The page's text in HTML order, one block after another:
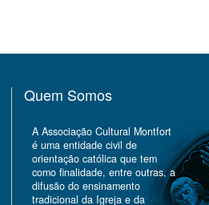
Quem Somos
A Associação Cultural Montfort
é uma entidade civil de
orientação católica que tem
como finalidade, entre outras, a
difusão do ensinamento
tradicional da Igreja e da